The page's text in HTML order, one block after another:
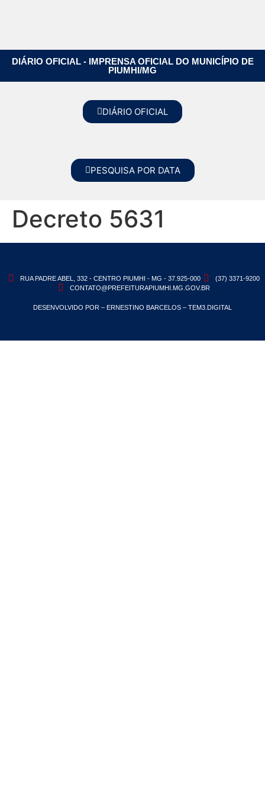
DIÁRIO OFICIAL - IMPRENSA OFICIAL DO MUNICÍPIO DE
PIUMHI/MG
DIÁRIO OFICIAL
PESQUISA POR DATA
Decreto 5631
RUA PADRE ABEL, 332 - CENTRO PIUMHI - MG - 37.925-000
(37) 3371-9200
CONTATO@PREFEITURAPIUMHI.MG.GOV.BR
DESENVOLVIDO POR – ERNESTINO BARCELOS – TEM3.DIGITAL